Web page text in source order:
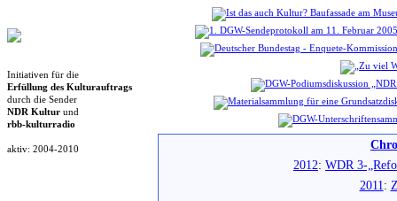
Initiativen für die
Erfüllung des Kulturauftrags
durch die Sender
NDR Kultur und
rbb-kulturradio
aktiv: 2004-2010
2012: WDR 3-
2011: